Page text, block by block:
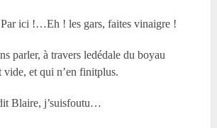
ici !…Eh ! les gars, faites vinaigre !
parler, à travers ledédale du boyau
vide, et qui n’en finitplus.
Blaire, j’suisfoutu…